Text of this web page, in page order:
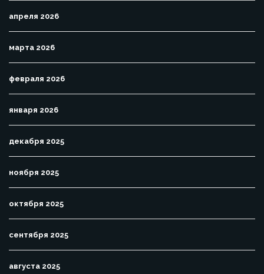
апреля 2026
марта 2026
февраля 2026
января 2026
декабря 2025
ноября 2025
октября 2025
сентября 2025
августа 2025